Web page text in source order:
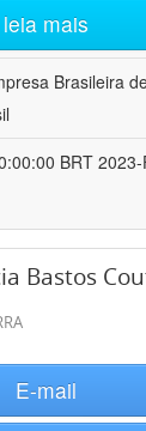
leia mais
Brasileira
BRT 2023-
Bastos
E-mail